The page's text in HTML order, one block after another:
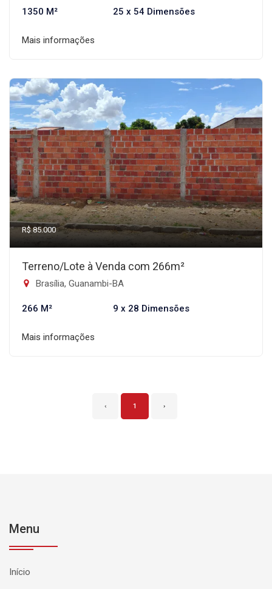
1350 M² 25 x 54 Dimensões
Mais informações
R$ 85.000
Terreno/Lote à Venda com 266m²
Brasília, Guanambi-BA
266 M² 9 x 28 Dimensões
Mais informações
‹ 1 ›
Menu
Início